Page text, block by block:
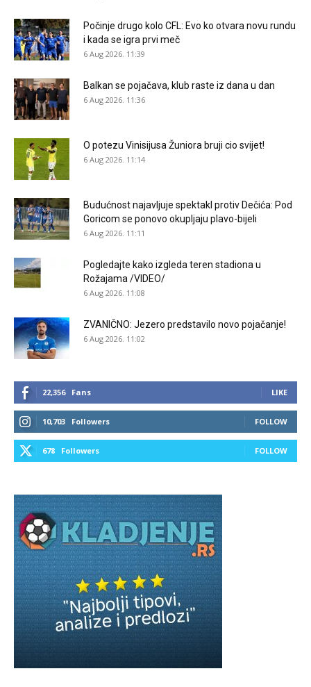
Počinje drugo kolo CFL: Evo ko otvara novu rundu
i kada se igra prvi meč
6 Aug 2026. 11:39
Balkan se pojačava, klub raste iz dana u dan
6 Aug 2026. 11:36
O potezu Vinisijusa Žuniora bruji cio svijet!
6 Aug 2026. 11:14
Budućnost najavljuje spektakl protiv Dečića: Pod
Goricom se ponovo okupljaju plavo-bijeli
6 Aug 2026. 11:11
Pogledajte kako izgleda teren stadiona u
Rožajama /VIDEO/
6 Aug 2026. 11:08
ZVANIČNO: Jezero predstavilo novo pojačanje!
6 Aug 2026. 11:02
22,356 Fans LIKE
10,703 Followers FOLLOW
678 Followers FOLLOW